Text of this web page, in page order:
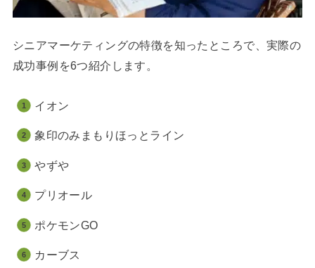
シニアマーケティングの特徴を知ったところで、実際の
成功事例を6つ紹介します。
イオン
象印のみまもりほっとライン
やずや
プリオール
ポケモンGO
カーブス